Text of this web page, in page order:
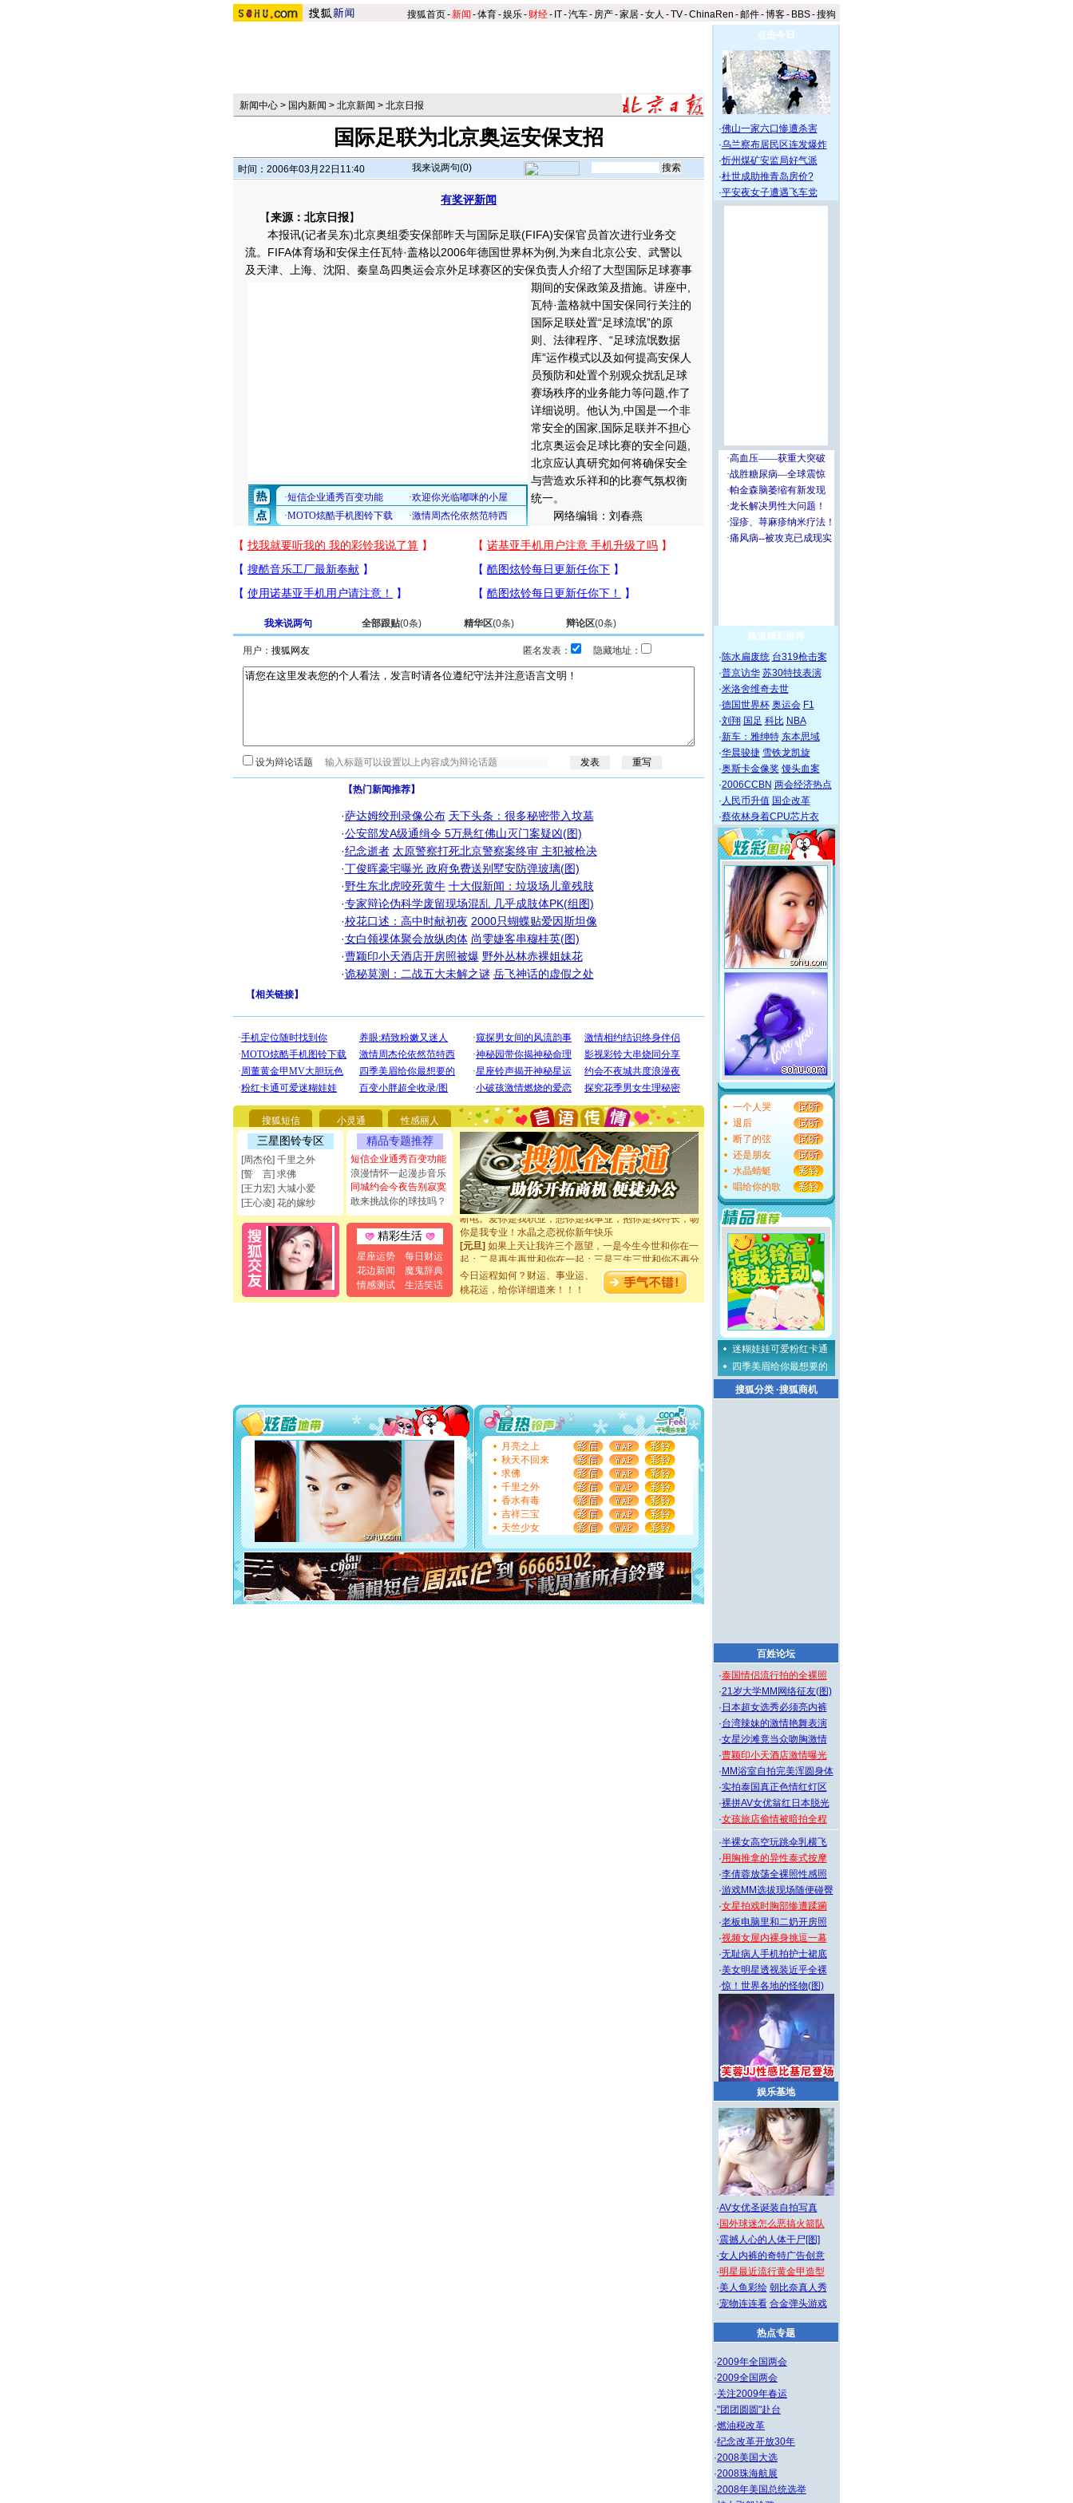
搜狐首页-新闻 -体育-娱乐- 财经- IT-汽车- 房产-家居-女人 -TV-ChinaRen -邮件-博客- BBS-搜狗
新闻中心 > 国内新闻 > 北京新闻 > 北京日报
国际足联为北京奥运安保支招
时间：2006年03月22日11:40 我来说两句(0)
有奖评新闻
【来源：北京日报】
本报讯(记者吴东)北京奥组委安保部昨天与国际足联(FIFA)安保官员首次进行业务交
流。FIFA体育场和安保主任瓦特·盖格以2006年德国世界杯为例,为来自北京公安、武警以
及天津、上海、沈阳、秦皇岛四奥运会京外足球赛区的安保负责人介绍了大型国际足球赛事
期间的安保政策及措施。 讲座中,
瓦特·盖格就中国安保同行关注的
国际足联处置“足球流氓”的原
则、法律程序、“足球流氓数据
库”运作模式以及如何提高安保人
员预防和处置个别观众扰乱足球
赛场秩序的业务能力等问题,作了
详细说明。他认为,中国是一个非
常安全的国家,国际足联并不担心
北京奥运会足球比赛的安全问题,
北京应认真研究如何将确保安全
与营造欢乐祥和的比赛气氛权衡
统一。
网络编辑：刘春燕
我来说两句 全部跟贴(0条) 精华区(0条) 辩论区(0条)
用户： 匿名发表： 隐藏地址：
设为辩论话题
【热门新闻推荐】
·萨达姆绞刑录像公布 天下头条：很多秘密带入坟墓
·公安部发A级通缉令 5万悬红佛山灭门案疑凶(图)
·纪念逝者 太原警察打死北京警察案终审 主犯被枪决
·丁俊晖豪宅曝光 政府免费送别墅安防弹玻璃(图)
·野生东北虎咬死黄牛 十大假新闻：垃圾场儿童残肢
·专家辩论伪科学废留现场混乱 几乎成肢体PK(组图)
·校花口述：高中时献初夜 2000只蝴蝶贴爱因斯坦像
·女白领祼体聚会放纵肉体 尚雯婕客串穆桂英(图)
·曹颖印小天酒店开房照被爆 野外丛林赤裸姐妹花
·诡秘莫测：二战五大未解之谜 岳飞神话的虚假之处
【相关链接】
搜狐短信 小灵通 性感丽人
三星图铃专区
[周杰伦] 千里之外
[誓 言] 求佛
[王力宏] 大城小爱
[王心凌] 花的嫁纱
精品专题推荐
短信企业通秀百变功能
浪漫情怀一起漫步音乐
同城约会今夜告别寂寞
敢来挑战你的球技吗？
精彩生活
星座运势
每日财运
花边新闻
魔鬼辞典
情感测试
生活笑话
[圣诞节]圣诞节到了，想想没什么送给你的，又不打算给
要平安！千万要知足！千万不要忘记我！
[圣诞节]不只这样的日子才会想起你,而是这样的日子才
能正大光明地骚扰你,告诉你,圣诞要快乐!新年要快乐!天天
都要快乐噢!
[圣诞节]奉上一颗祝福的心,在这个特别的日子里,愿幸福,
如意,快乐,鲜花,一切美好的祝愿与你同在.圣诞快乐!
[元旦]看到你我会触电；看不到你我要充电；没有你我会
断电。爱你是我职业，想你是我事业，抱你是我特长，吻
你是我专业！水晶之恋祝你新年快乐
[元旦]如果上天让我许三个愿望，一是今生今世和你在一
起；二是再生再世和你在一起；三是三生三世和你不再分
离。水晶之恋祝你新年快乐
[元旦]当我狠下心扭头离去那一刻，你在我身后无助地哭
泣，这痛楚让我明白我多么爱你。我转身抱住你：这猪不
卖了。水晶之恋祝你新年快乐。
你太多，只有给你五千万：千万快乐！千万要健康！千万
要平安！千万要知足！千万不要忘记我！
[圣诞节]
不只这样的日子才会想起你,而是这样的日子才
能正大光明地骚扰你,告诉你,圣诞要快乐!新年要快乐!天天
都要快乐噢!
[圣诞节]
奉上一颗祝福的心,在这个特别的日子里,愿幸福,
如意,快乐,鲜花,一切美好的祝愿与你同在.圣诞快乐!
[元旦]
看到你我会触电；看不到你我要充电；没有你我会
断电。爱你是我职业，想你是我事业，抱你是我特长，吻
你是我专业！水晶之恋祝你新年快乐
[元旦]如果上天让我许三个愿望，一是今生今世和你在一
起；二是再生再世和你在一起；三是三生三世和你不再分
离。水晶之恋祝你新年快乐
[元旦]当我狠下心扭头离去那一刻，你在我身后无助地哭
泣，这痛楚让我明白我多么爱你。我转身抱住你：这猪不
今日运程如何？财运、事业运、
桃花运，给你详细道来！！！
月亮之上
秋天不回来
求佛
千里之外
香水有毒
吉祥三宝
天竺少女
点击今日
·佛山一家六口惨遭杀害
·乌兰察布居民区连发爆炸
·忻州煤矿安监局好气派
·杜世成助推青岛房价?
·平安夜女子遭遇飞车党
频道精彩推荐
·陈水扁废统 台319枪击案
·普京访华 苏30特技表演
·米洛舍维奇去世
·德国世界杯 奥运会 F1
·刘翔 国足 科比 NBA
·新车：雅绅特 东本思域
·华晨骏捷 雪铁龙凯旋
·奥斯卡金像奖 馒头血案
·2006CCBN 两会经济热点
· 人民币升值 国企改革
·蔡依林身着CPU芯片衣
一个人哭
退后
断了的弦
还是朋友
水晶蜻蜓
唱给你的歌
迷糊娃娃可爱粉红卡通
四季美眉给你最想要的
搜狐分类·搜狐商机
百姓论坛
·泰国情侣流行拍的全裸照
·21岁大学MM网络征友(图)
· 日本超女选秀必须亮内裤
·台湾辣妹的激情艳舞表演
·女星沙滩竟当众吻胸激情
·曹颖印小天酒店激情曝光
· MM浴室自拍完美浑圆身体
·实拍泰国真正色情红灯区
·裸拼AV女优翁红日本脱光
·女孩旅店偷情被暗拍全程
·半裸女高空玩跳伞乳横飞
·用胸推拿的异性泰式按摩
·李倩蓉放荡全裸照性感照
·游戏MM选拔现场随便碰臀
·女星拍戏时胸部惨遭蹂躏
·老板电脑里和二奶开房照
·视频女屋内裸身挑逗一幕
·无耻病人手机拍护士裙底
·美女明星透视装近乎全裸
·惊！世界各地的怪物(图)
娱乐基地
·AV女优圣诞装自拍写真
· 国外球迷怎么恶搞火箭队
·震撼人心的人体干尸[图]
·女人内裤的奇特广告创意
·明星最近流行黄金甲造型
·美人鱼彩绘 朝比奈真人秀
·宠物连连看 合金弹头游戏
热点专题
·2009年全国两会
·2009全国两会
·关注2009年春运
·"团团圆圆"赴台
·燃油税改革
·纪念改革开放30年
·2008美国大选
·2008珠海航展
·2008年美国总统选举